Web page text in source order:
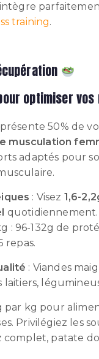
training.
optimiser
50% de
musculation
adaptés pour
: Visez 1,6-
: 96-132g de
repas.
: Viandes
par kg pour
Privilégiez les
complet, patate